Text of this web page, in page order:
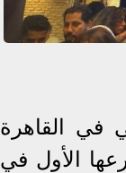
في القاهرة
الأول في